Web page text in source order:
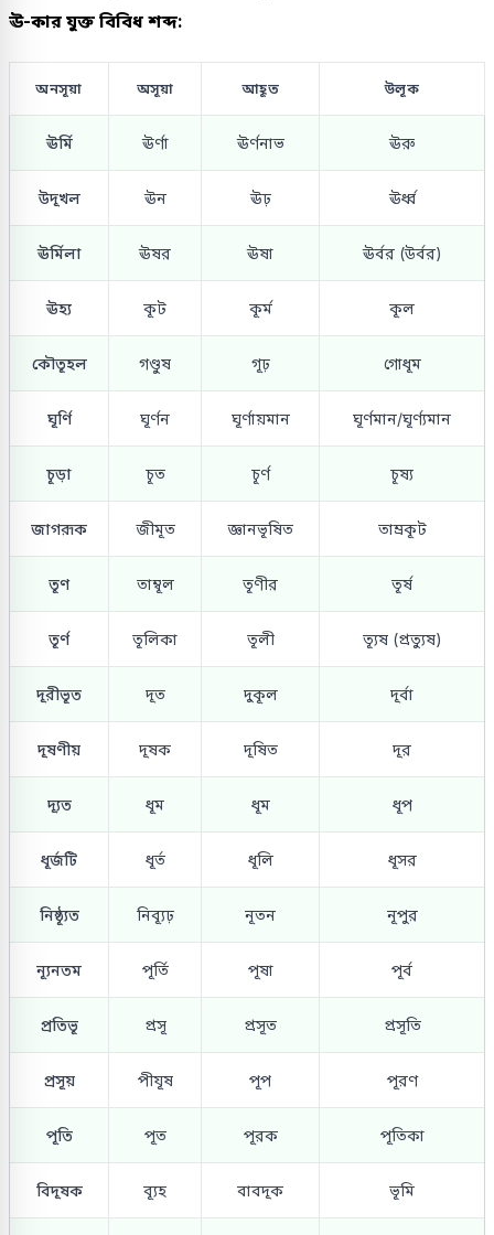
ঊ-কার যুক্ত বিবিধ শব্দ:
অনসূয়া অসূয়া আহূত উলূক
ঊর্মি ঊর্ণা ঊর্ণনাভ ঊরু
উদূখল ঊন ঊঢ় ঊর্ধ্ব
ঊর্মিলা ঊষর ঊষা ঊর্বর (উর্বর)
ঊহ্য কূট কূর্ম কূল
কৌতূহল গণ্ডুষ গূঢ় গোধূম
ঘূর্ণি ঘূর্ণন ঘূর্ণায়মান ঘূর্ণমান/ঘূর্ণ্যমান
চূড়া চূত চূর্ণ চূষ্য
জাগরূক জীমূত জ্ঞানভূষিত তাম্রকূট
তূণ তাম্বূল তূণীর তূর্ষ
তূর্ণ তূলিকা তূলী ত্যূষ (প্রত্যুষ)
দূরীভূত দূত দুকূল দূর্বা
দূষণীয় দূষক দূষিত দূর
দ্যূত ধূম ধূম ধূপ
ধূর্জটি ধূর্ত ধূলি ধূসর
নিষ্ঠ্যূত নিব্যূঢ় নূতন নূপুর
ন্যূনতম পূর্তি পূষা পূর্ব
প্রতিভূ প্রসূ প্রসূত প্রসূতি
প্রসূয় পীযূষ পূপ পূরণ
পূতি পূত পূরক পূতিকা
বিদূষক ব্যূহ বাবদূক ভূমি